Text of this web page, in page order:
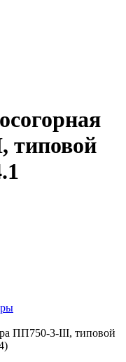
типовой
ПП750-3-III, типовой